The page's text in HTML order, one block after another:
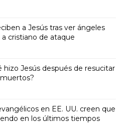
a Jesús tras ver ángeles
cristiano de ataque
hizo Jesús después de resucitar
en EE. UU. creen que
en los últimos tiempos